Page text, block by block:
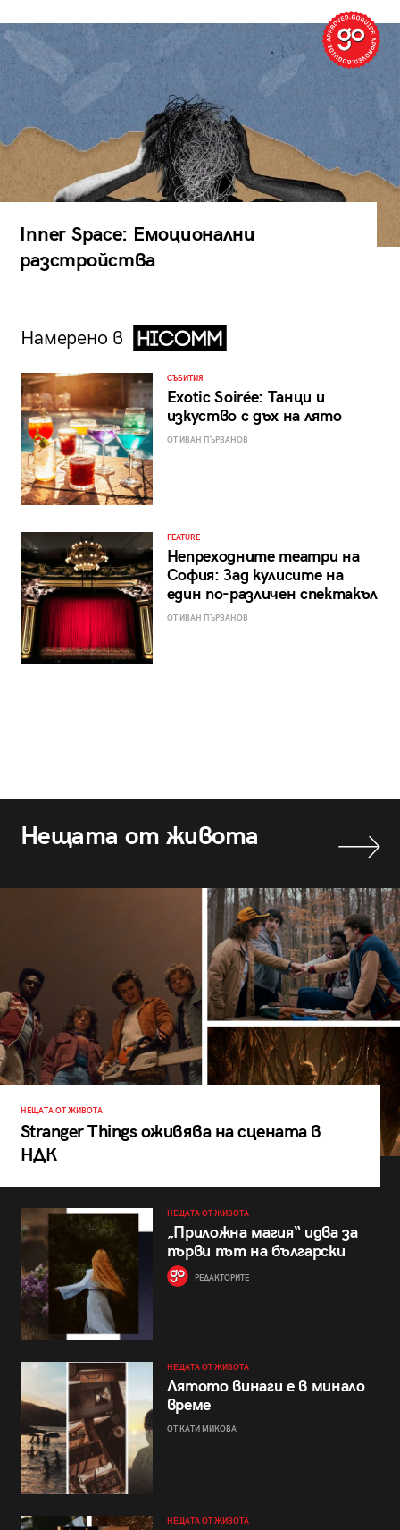
Inner Space: Емоционални
разстройства
Намерено в
СЪБИТИЯ
Exotic Soirée: Танци и
изкуство с дъх на лято
ОТ ИВАН ПЪРВАНОВ
FEATURE
Непреходните театри на
София: Зад кулисите на
един по-различен спектакъл
ОТ ИВАН ПЪРВАНОВ
Нещата от живота
НЕЩАТА ОТ ЖИВОТА
Stranger Things оживява на сцената в
НДК
НЕЩАТА ОТ ЖИВОТА
„Приложна магия“ идва за
първи път на български
РЕДАКТОРИТЕ
НЕЩАТА ОТ ЖИВОТА
Лятото винаги е в минало
време
ОТ КАТИ МИКОВА
НЕЩАТА ОТ ЖИВОТА